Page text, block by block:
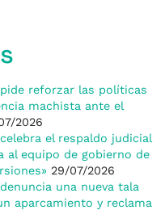
reforzar las políticas
machista ante el
2026
el respaldo judicial
al equipo de gobierno de
29/07/2026
una nueva tala
aparcamiento y reclama